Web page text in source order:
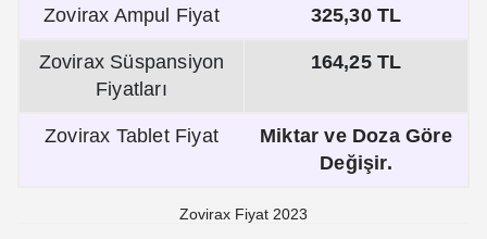
Zovirax Ampul Fiyat 325,30 TL
Zovirax Süspansiyon
Fiyatları
164,25 TL
Zovirax Tablet Fiyat
Miktar ve Doza Göre
Değişir.
Zovirax Fiyat 2023